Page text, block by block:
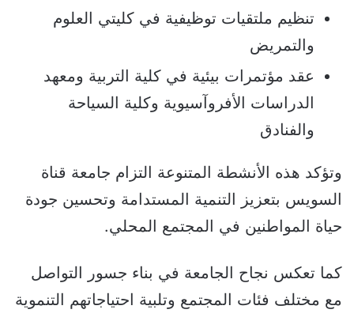
تنظيم ملتقيات توظيفية في كليتي العلوم
والتمريض
عقد مؤتمرات بيئية في كلية التربية ومعهد
الدراسات الأفروآسيوية وكلية السياحة
والفنادق
وتؤكد هذه الأنشطة المتنوعة التزام جامعة قناة
السويس بتعزيز التنمية المستدامة وتحسين جودة
حياة المواطنين في المجتمع المحلي.
كما تعكس نجاح الجامعة في بناء جسور التواصل
مع مختلف فئات المجتمع وتلبية احتياجاتهم التنموية